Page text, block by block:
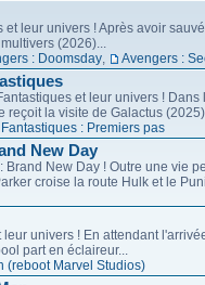
et leur univers ! Après avoir
(2026)...
: Doomsday Avengers :
et leur univers ! Dans
reçoit la visite de Galactus
: Premiers pas
New Day
Brand New Day ! Outre une vie
croise la route Hulk et le
leur univers ! En attendant
part en éclaireur...
(reboot Marvel Studios)